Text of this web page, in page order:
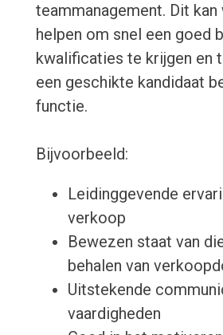
teammanagement. Dit
helpen om snel een goed
kwalificaties te krijgen en
een geschikte kandidaat
functie.
Bijvoorbeeld:
Leidinggevende
verkoop
Bewezen staat van
behalen van
Uitstekende
vaardigheden